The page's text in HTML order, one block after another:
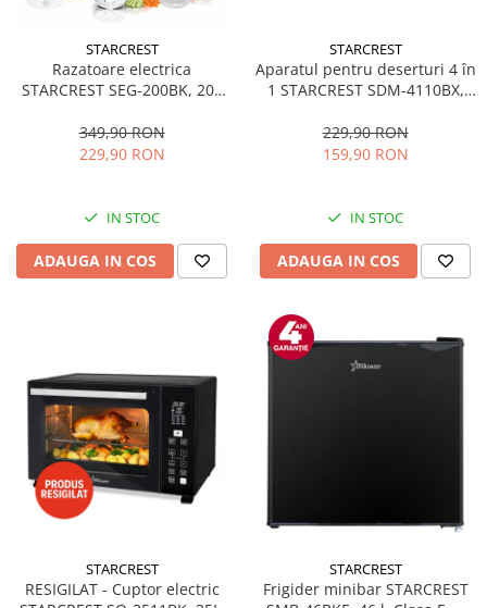
STARCREST
Razatoare electrica
STARCREST SEG-200BK, 200
349,90 RON
229,90 RON
IN STOC
ADAUGA IN COS
STARCREST
Aparatul pentru deserturi 4 în
1 STARCREST SDM-4110BX,
invelis ceramic pentru vafe,
nuci, gogosi si smile
229,90 RON
159,90 RON
IN STOC
ADAUGA IN COS
STARCREST
RESIGILAT - Cuptor electric
STARCREST
Frigider minibar STARCREST